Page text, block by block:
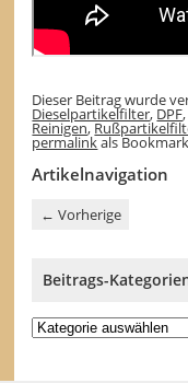
Dieser Beitrag wurde
Dieselpartikelfilter, DPF,
Reinigen,
permalinkals
Artikelnavigation
← Vorherige
Beitrags-
Beitrags-
Kategorien